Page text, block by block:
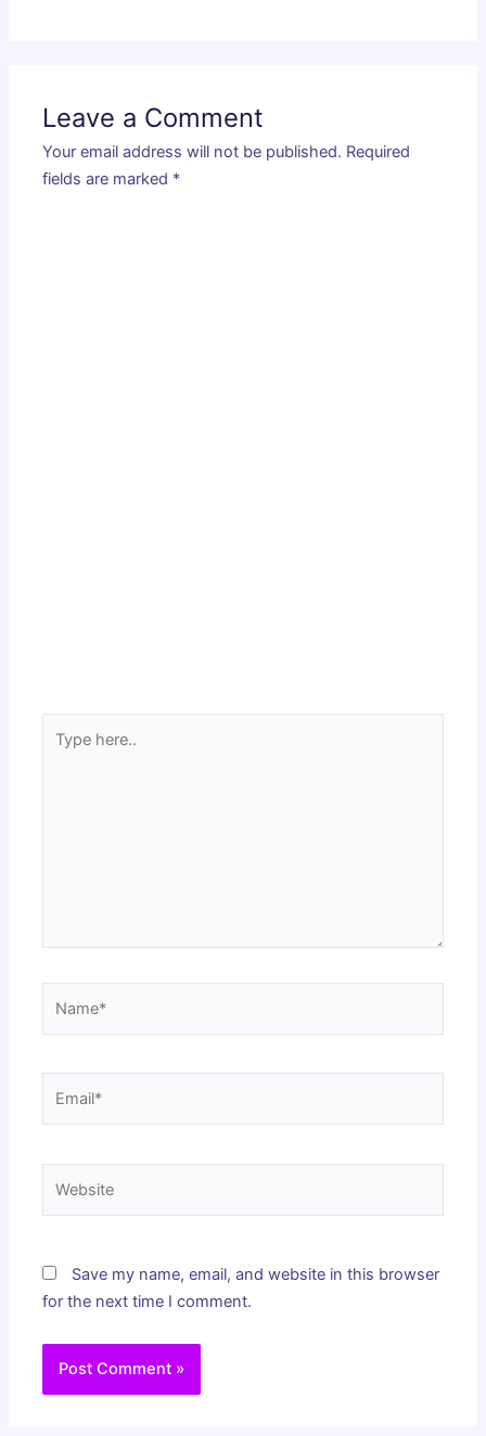
Leave a Comment
Your email address will not be published. Required
fields are marked *
here..
Save my name, email, and website in this browser
for the next time I comment.